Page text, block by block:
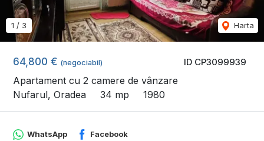
ID CP3099939
64,800 € (negociabil)
Apartament cu 2 camere de vânzare
Nufarul, Oradea
34 mp 1980
1 / 3 Harta
WhatsApp Facebook